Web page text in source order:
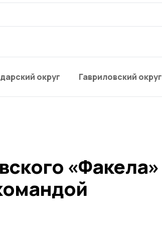
округ Гавриловский округ
«Факела»